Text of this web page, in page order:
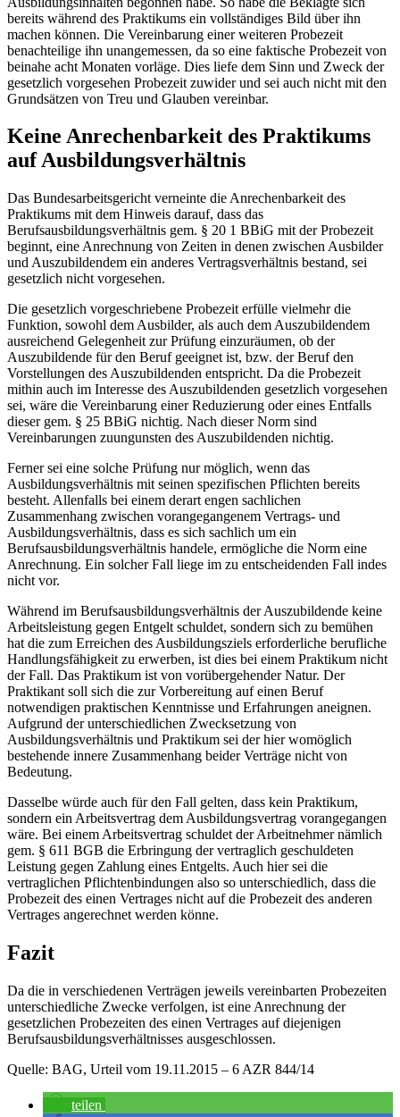
bereits während des Praktikums ein vollständiges Bild über ihn
machen können. Die Vereinbarung einer weiteren Probezeit
benachteilige ihn unangemessen, da so eine faktische Probezeit von
beinahe acht Monaten vorläge. Dies liefe dem Sinn und Zweck der
gesetzlich vorgesehen Probezeit zuwider und sei auch nicht mit den
Grundsätzen von Treu und Glauben vereinbar.
Keine Anrechenbarkeit des Praktikums
auf Ausbildungsverhältnis
Das Bundesarbeitsgericht verneinte die Anrechenbarkeit des
Praktikums mit dem Hinweis darauf, dass das
Berufsausbildungsverhältnis gem. § 20 1 BBiG mit der Probezeit
beginnt, eine Anrechnung von Zeiten in denen zwischen Ausbilder
und Auszubildendem ein anderes Vertragsverhältnis bestand, sei
gesetzlich nicht vorgesehen.
Die gesetzlich vorgeschriebene Probezeit erfülle vielmehr die
Funktion, sowohl dem Ausbilder, als auch dem Auszubildendem
ausreichend Gelegenheit zur Prüfung einzuräumen, ob der
Auszubildende für den Beruf geeignet ist, bzw. der Beruf den
Vorstellungen des Auszubildenden entspricht. Da die Probezeit
mithin auch im Interesse des Auszubildenden gesetzlich vorgesehen
sei, wäre die Vereinbarung einer Reduzierung oder eines Entfalls
dieser gem. § 25 BBiG nichtig. Nach dieser Norm sind
Vereinbarungen zuungunsten des Auszubildenden nichtig.
Ferner sei eine solche Prüfung nur möglich, wenn das
Ausbildungsverhältnis mit seinen spezifischen Pflichten bereits
besteht. Allenfalls bei einem derart engen sachlichen
Zusammenhang zwischen vorangegangenem Vertrags- und
Ausbildungsverhältnis, dass es sich sachlich um ein
Berufsausbildungsverhältnis handele, ermögliche die Norm eine
Anrechnung. Ein solcher Fall liege im zu entscheidenden Fall indes
nicht vor.
Während im Berufsausbildungsverhältnis der Auszubildende keine
Arbeitsleistung gegen Entgelt schuldet, sondern sich zu bemühen
hat die zum Erreichen des Ausbildungsziels erforderliche berufliche
Handlungsfähigkeit zu erwerben, ist dies bei einem Praktikum nicht
der Fall. Das Praktikum ist von vorübergehender Natur. Der
Praktikant soll sich die zur Vorbereitung auf einen Beruf
notwendigen praktischen Kenntnisse und Erfahrungen aneignen.
Aufgrund der unterschiedlichen Zwecksetzung von
Ausbildungsverhältnis und Praktikum sei der hier womöglich
bestehende innere Zusammenhang beider Verträge nicht von
Bedeutung.
Dasselbe würde auch für den Fall gelten, dass kein Praktikum,
sondern ein Arbeitsvertrag dem Ausbildungsvertrag vorangegangen
wäre. Bei einem Arbeitsvertrag schuldet der Arbeitnehmer nämlich
gem. § 611 BGB die Erbringung der vertraglich geschuldeten
Leistung gegen Zahlung eines Entgelts. Auch hier sei die
vertraglichen Pflichtenbindungen also so unterschiedlich, dass die
Probezeit des einen Vertrages nicht auf die Probezeit des anderen
Vertrages angerechnet werden könne.
Fazit
Da die in verschiedenen Verträgen jeweils vereinbarten Probezeiten
unterschiedliche Zwecke verfolgen, ist eine Anrechnung der
gesetzlichen Probezeiten des einen Vertrages auf diejenigen
Berufsausbildungsverhältnisses ausgeschlossen.
Quelle: BAG, Urteil vom 19.11.2015 – 6 AZR 844/14
teilen